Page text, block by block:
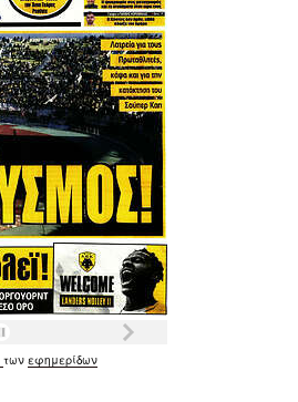
των εφημερίδων